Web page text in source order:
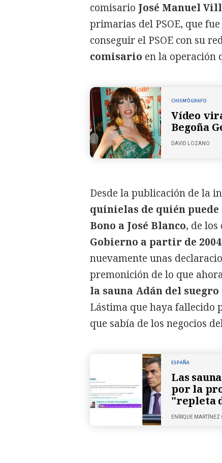
comisario José Manuel
primarias del PSOE, que
conseguir el PSOE con su
comisario en la operación
CHISMÓGRAFO
Vídeo
Begoña
DAVID LOZANO
Desde la publicación de la
quinielas de quién puede
Bono a José Blanco, de los
Gobierno a partir de
nuevamente unas
premonición de lo que
la sauna Adán del suegro
Lástima que haya fallecido
que sabía de los negocios
ESPAÑA
Las
por la
"repleta
ENRIQUE MARTÍNEZ